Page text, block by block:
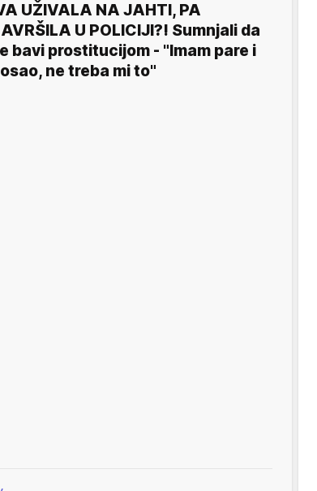
UŽIVALA NA JAHTI, PA
U POLICIJI?! Sumnjali da
bavi prostitucijom - "Imam pare i
ne treba mi to"